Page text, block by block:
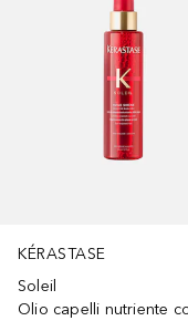
KÉRASTASE
Soleil